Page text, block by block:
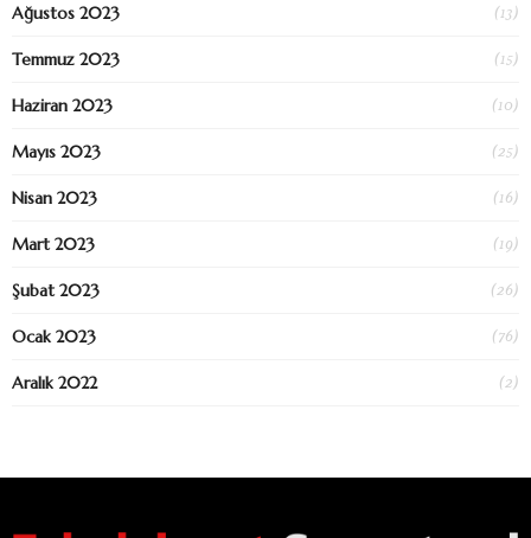
Ağustos 2023 (13)
Temmuz 2023 (15)
Haziran 2023 (10)
Mayıs 2023 (25)
Nisan 2023 (16)
Mart 2023 (19)
Şubat 2023 (26)
Ocak 2023 (76)
Aralık 2022 (2)